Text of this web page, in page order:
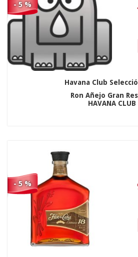
- 5 %
Havana Club
Ron Añejo Gran
HAVANA CLUB
- 5 %